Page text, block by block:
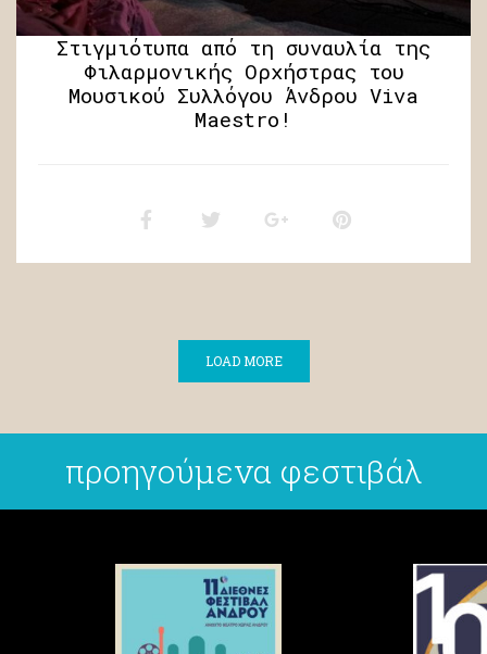
Στιγμιότυπα από τη συναυλία της
Φιλαρμονικής Ορχήστρας του
Μουσικού Συλλόγου Άνδρου Viva
Maestro!
LOAD MORE
προηγούμενα φεστιβάλ